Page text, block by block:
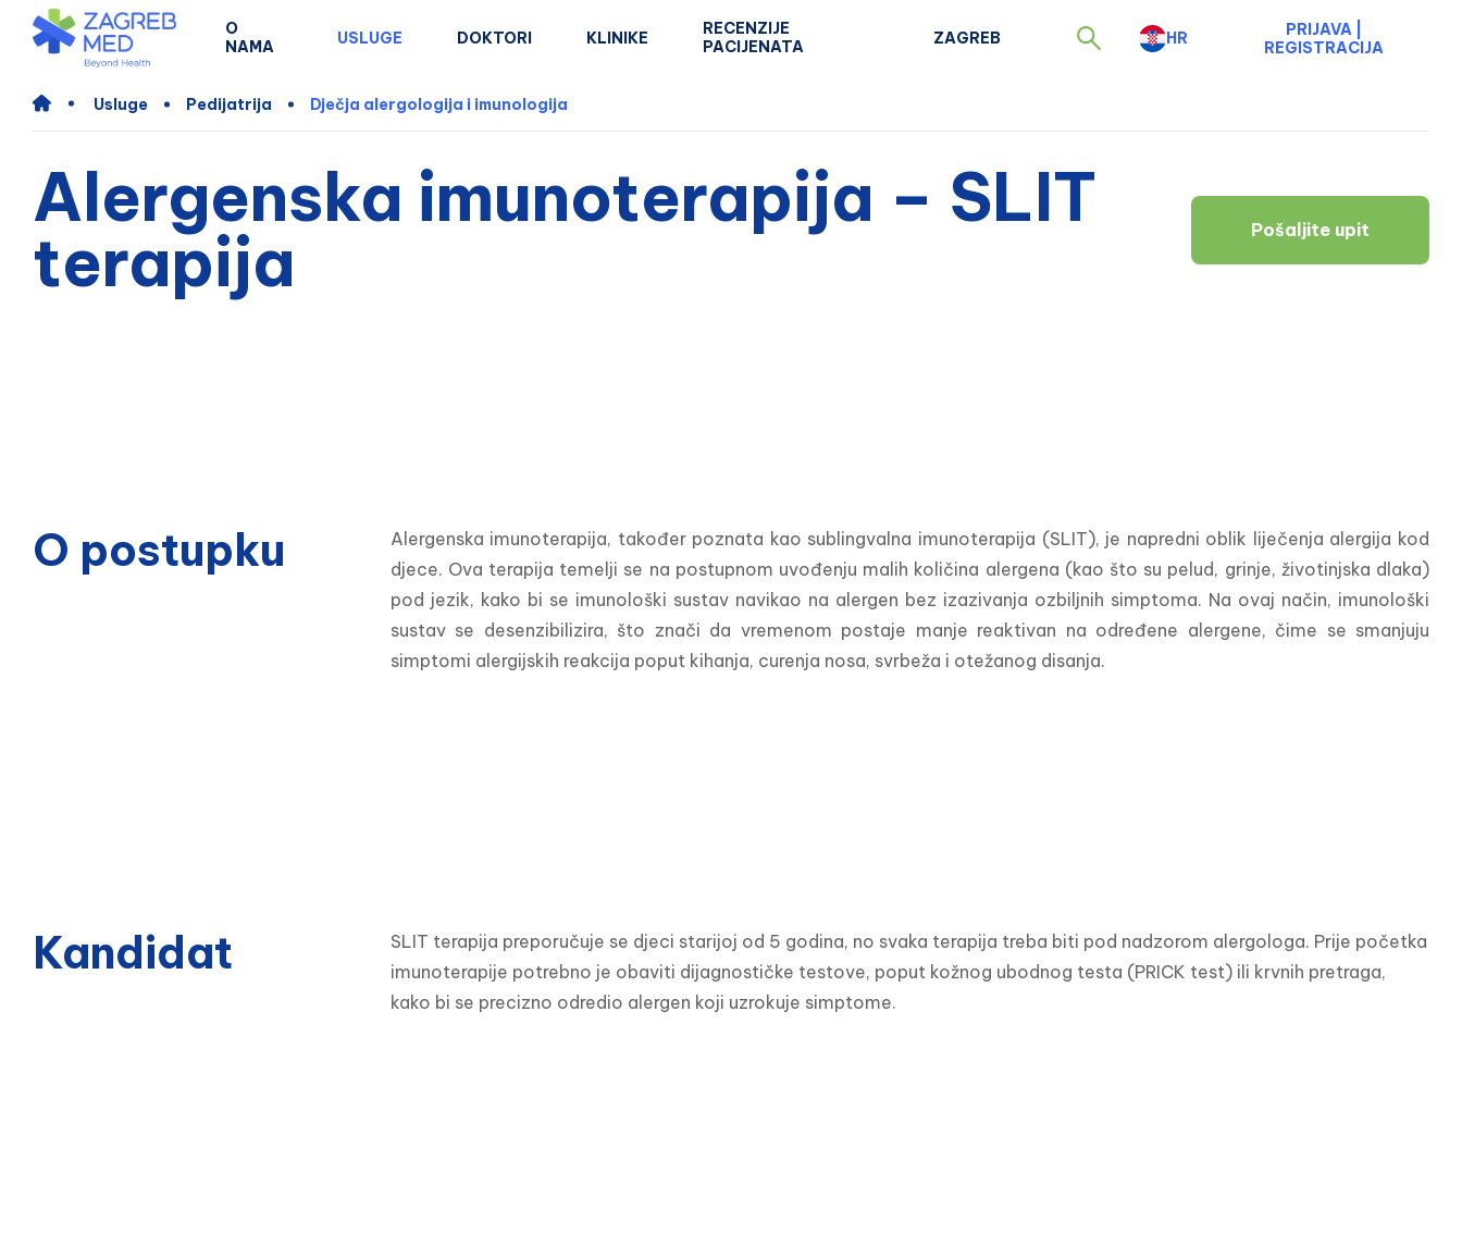
O
NAMA
USLUGE DOKTORI KLINIKE
RECENZIJE
PACIJENATA
ZAGREB HR PRIJAVA
REGISTRACIJA
Usluge Pedijatrija Dječja alergologija i imunologija
Alergenska imunoterapija – SLIT
terapija Pošaljite upit
O postupku
Alergenska imunoterapija, također poznata kao sublingvalna imunoterapija (SLIT), je napredni oblik liječenja alergija kod
djece. Ova terapija temelji se na postupnom uvođenju malih količina alergena (kao što su pelud, grinje, životinjska dlaka)
pod jezik, kako bi se imunološki sustav navikao na alergen bez izazivanja ozbiljnih simptoma. Na ovaj način, imunološki
sustav se desenzibilizira, što znači da vremenom postaje manje reaktivan na određene alergene, čime se smanjuju
simptomi alergijskih reakcija poput kihanja, curenja nosa, svrbeža i otežanog disanja.
Kandidat
SLIT terapija preporučuje se djeci starijoj od 5 godina, no svaka terapija treba biti pod nadzorom alergologa. Prije početka
imunoterapije potrebno je obaviti dijagnostičke testove, poput kožnog ubodnog testa (PRICK test) ili krvnih pretraga,
kako bi se precizno odredio alergen koji uzrokuje simptome.